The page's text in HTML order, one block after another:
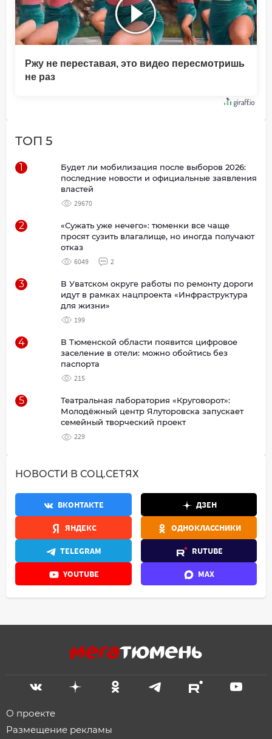
Ржу не переставая, это видео пересмотришь
не раз
ТОП 5
1
Будет ли мобилизация после выборов 2026:
последние новости и официальные заявления
властей
29670
2
«Сужать уже нечего»: тюменки все чаще
просят сузить влагалище, но иногда получают
отказ
6049 2
3
В Уватском округе работы по ремонту дороги
идут в рамках нацпроекта «Инфраструктура
для жизни»
199
4
В Тюменской области появится цифровое
заселение в отели: можно обойтись без
паспорта
215
5
Театральная лаборатория «Круговорот»:
Молодёжный центр Ялуторовска запускает
семейный творческий проект
229
НОВОСТИ В СОЦ.СЕТЯХ
ВКОНТАКТЕ ДЗЕН
ЯНДЕКС ОДНОКЛАССНИКИ
TELEGRAM RUTUBE
YOUTUBE MAX
О проекте
Размещение рекламы